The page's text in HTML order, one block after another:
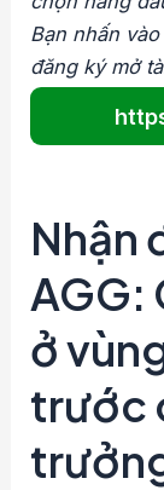
Bạn nhấn
đăng ký mở
Nhận
AGG:
ở
trước